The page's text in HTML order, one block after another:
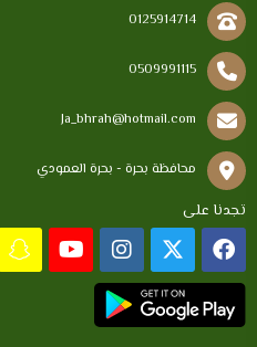
0125914714
0509991115
Ja_bhrah@hotmail.com
محافظة بحرة - بحرة العمودي
تجدنا على